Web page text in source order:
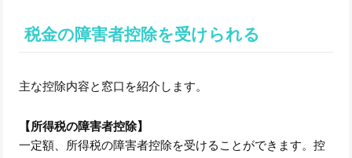
税金の障害者控除を受けられる
主な控除内容と窓口を紹介します。
【所得税の障害者控除】
一定額、所得税の障害者控除を受けることができます。控